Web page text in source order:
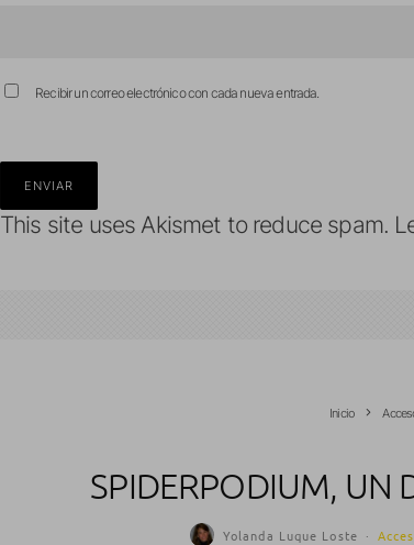
Recibir un correo electrónico con cada nueva entrada.
This site uses Akismet to reduce spam.
Inicio
SPIDERPODIUM, UN
Yolanda Luque Loste ·